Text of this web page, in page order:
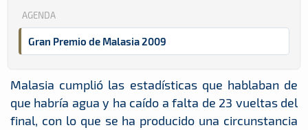
AGENDA
Gran Premio de Malasia 2009
Malasia cumplió las estadísticas que hablaban de
que habría agua y ha caído a falta de 23 vueltas del
final, con lo que se ha producido una circunstancia